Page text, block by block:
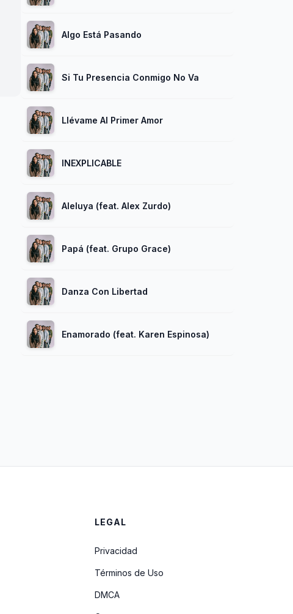
Algo Está Pasando
Si Tu Presencia Conmigo No Va
Llévame Al Primer Amor
INEXPLICABLE
Aleluya (feat. Alex Zurdo)
Papá (feat. Grupo Grace)
Danza Con Libertad
Enamorado (feat. Karen Espinosa)
LEGAL
Privacidad
Términos de Uso
DMCA